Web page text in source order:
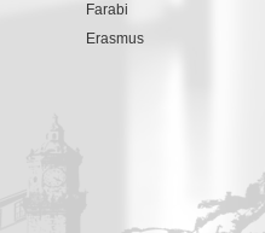
Farabi
Erasmus